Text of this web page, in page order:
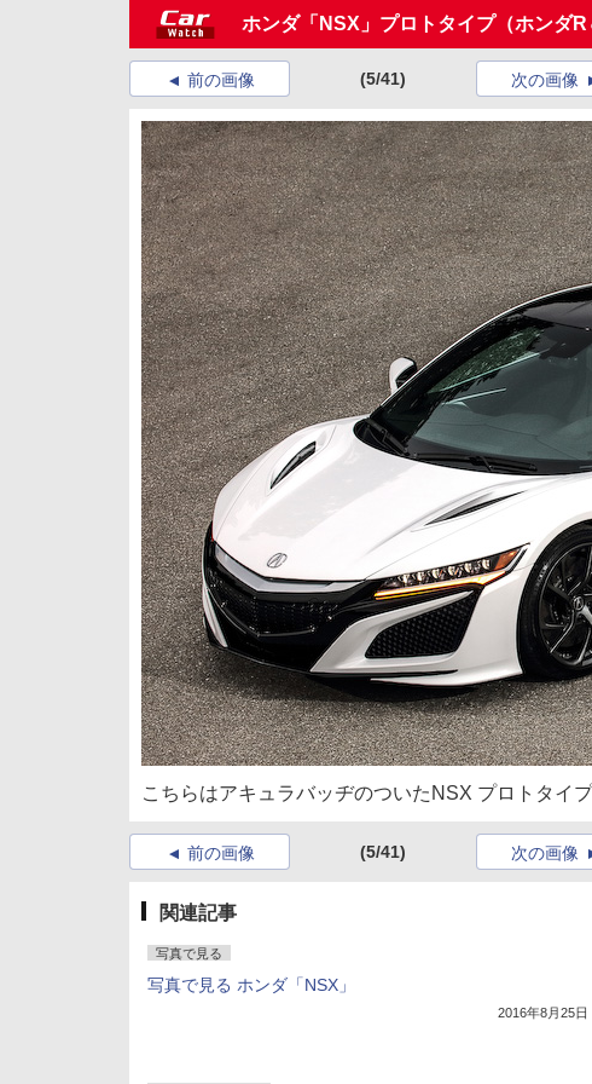
ホンダ「NSX」プロトタイプ（ホンダR
前の画像 (5/41) 次の画像
こちらはアキュラバッヂのついたNSX プロトタイ
前の画像 (5/41) 次の画像
関連記事
写真で見る
写真で見る ホンダ「NSX」
2016年8月25日